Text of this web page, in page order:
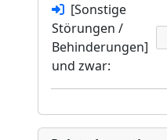
[Sonstige
Störungen /
Behinderungen]
und zwar: